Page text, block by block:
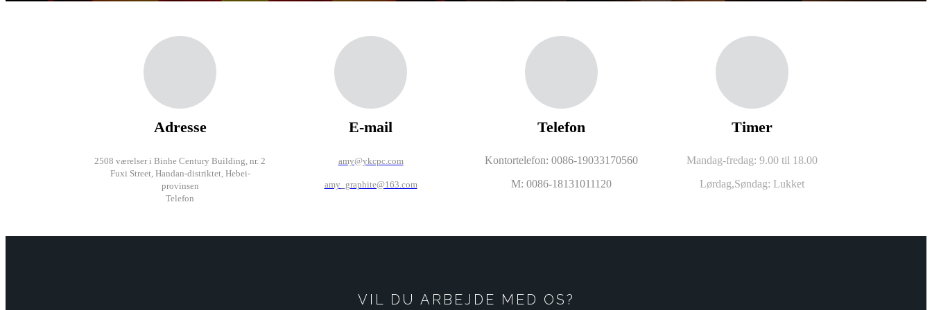
Adresse
2508 værelser i Binhe Century Building, nr. 2
Fuxi Street, Handan-distriktet, Hebei-
provinsen
Telefon
E-mail
amy@ykcpc.com
amy_graphite@163.com
Telefon
Kontortelefon: 0086-19033170560
M: 0086-18131011120
Timer
Mandag-fredag: 9.00 til 18.00
Lørdag,Søndag: Lukket
VIL DU ARBEJDE MED OS?